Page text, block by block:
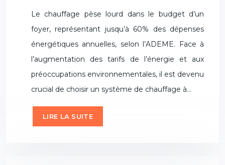
Le chauffage pèse lourd dans le budget d’un
foyer, représentant jusqu’à 60% des dépenses
énergétiques annuelles, selon l’ADEME. Face à
l’augmentation des tarifs de l’énergie et aux
préoccupations environnementales, il est devenu
crucial de choisir un système de chauffage à…
LIRE LA SUITE